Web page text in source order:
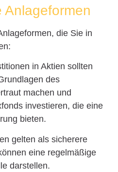
Anlageformen
die Sie in
in Aktien sollten
des
machen und
investieren, die eine
bieten.
gelten als sicherere
eine regelmäßige
darstellen.